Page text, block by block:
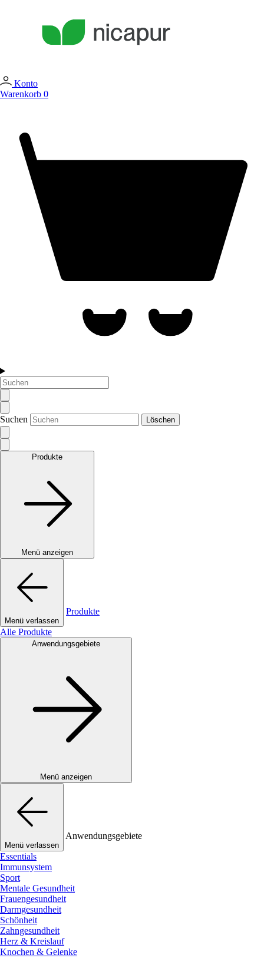
Konto
Warenkorb 0
Suchen Löschen
Produkte
Menü anzeigen
Menü verlassen
Produkte
Alle Produkte
Anwendungsgebiete
Menü anzeigen
Menü verlassen
Anwendungsgebiete
Essentials
Immunsystem
Sport
Mentale Gesundheit
Frauengesundheit
Darmgesundheit
Schönheit
Zahngesundheit
Herz & Kreislauf
Knochen & Gelenke